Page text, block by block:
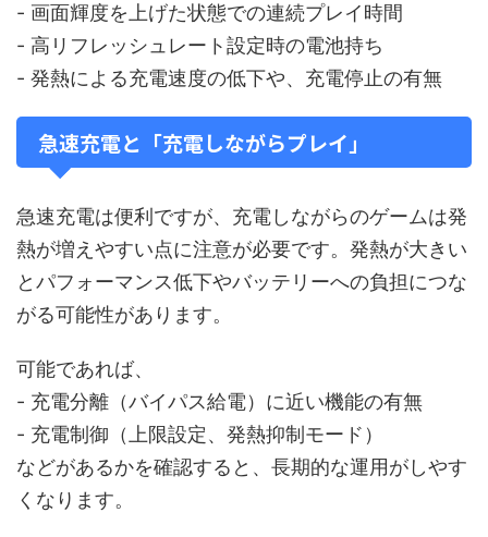
- 画面輝度を上げた状態での連続プレイ時間
- 高リフレッシュレート設定時の電池持ち
- 発熱による充電速度の低下や、充電停止の有無
急速充電と「充電しながらプレイ」
急速充電は便利ですが、充電しながらのゲームは発
熱が増えやすい点に注意が必要です。発熱が大きい
とパフォーマンス低下やバッテリーへの負担につな
がる可能性があります。
可能であれば、
- 充電分離（バイパス給電）に近い機能の有無
- 充電制御（上限設定、発熱抑制モード）
などがあるかを確認すると、長期的な運用がしやす
くなります。